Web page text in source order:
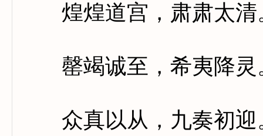
煌煌道宫，肃肃太清
罄竭诚至，希夷降灵
众真以从，九奏初迎